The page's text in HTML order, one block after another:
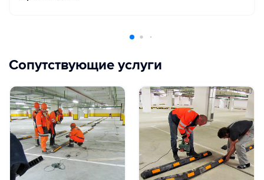
Сопутствующие услуги